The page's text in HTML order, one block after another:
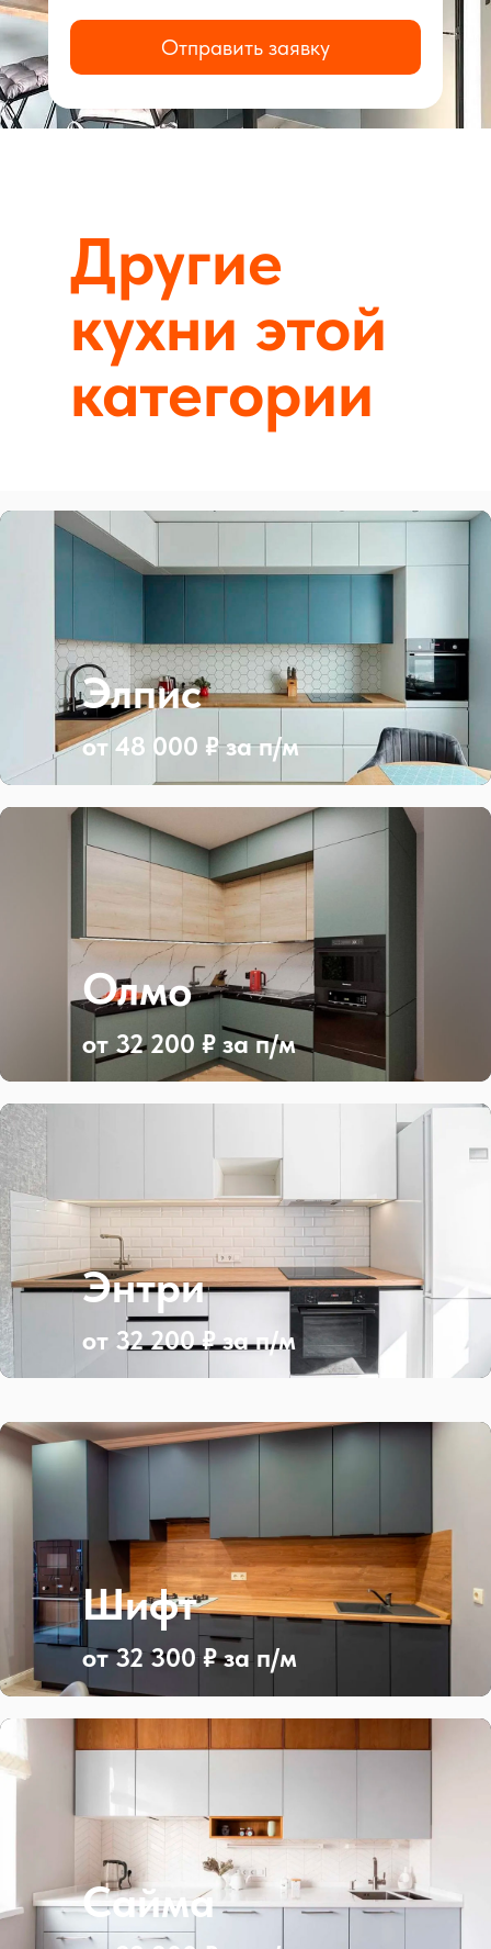
Отправить заявку
Другие
кухни этой
категории
от 48 000 ₽ за п/м
Элпис
от 32 200 ₽ за п/м
Олмо
от 32 200 ₽ за п/м
Энтри
от 32 300 ₽ за п/м
Шифт
Сайма